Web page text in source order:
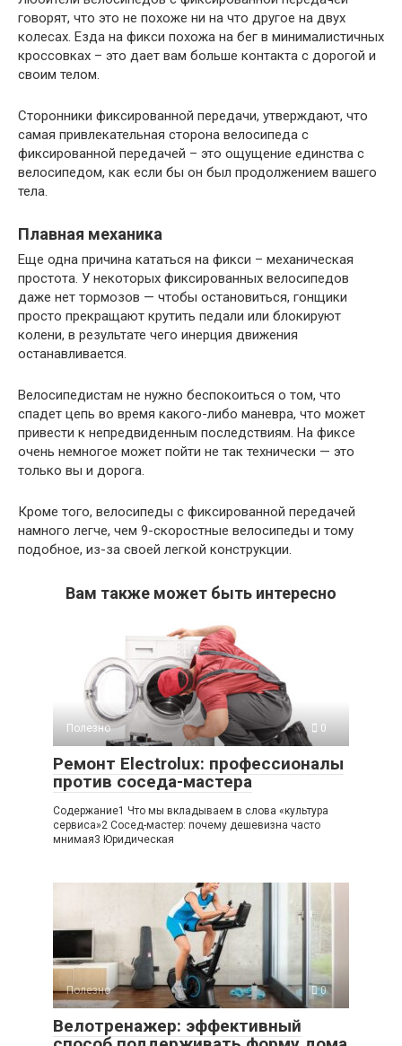
говорят, что это не похоже ни на что другое на двух
колесах. Езда на фикси похожа на бег в минималистичных
кроссовках – это дает вам больше контакта с дорогой и
своим телом.
Сторонники фиксированной передачи, утверждают, что
самая привлекательная сторона велосипеда с
фиксированной передачей – это ощущение единства с
велосипедом, как если бы он был продолжением вашего
тела.
Плавная механика
Еще одна причина кататься на фикси – механическая
простота. У некоторых фиксированных велосипедов
даже нет тормозов — чтобы остановиться, гонщики
просто прекращают крутить педали или блокируют
колени, в результате чего инерция движения
останавливается.
Велосипедистам не нужно беспокоиться о том, что
спадет цепь во время какого-либо маневра, что может
привести к непредвиденным последствиям. На фиксе
очень немногое может пойти не так технически — это
только вы и дорога.
Кроме того, велосипеды с фиксированной передачей
намного легче, чем 9-скоростные велосипеды и тому
подобное, из-за своей легкой конструкции.
Вам также может быть интересно
Полезно 0
Ремонт Electrolux: профессионалы
против соседа-мастера
Содержание1 Что мы вкладываем в слова «культура
сервиса»2 Сосед-мастер: почему дешевизна часто
мнимая3 Юридическая
Полезно 0
Велотренажер: эффективный